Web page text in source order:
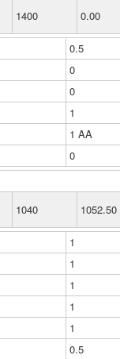
1400 0.00
0.5
0
0
1
1 ΑΑ
0
1040 1052.50
1
1
1
1
1
0.5